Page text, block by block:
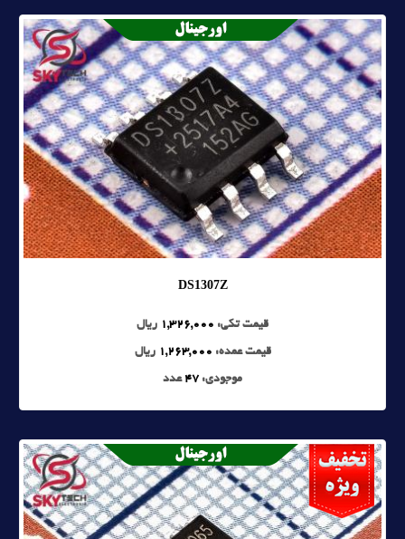
DS1307Z
قیمت تکی: 1,326,000 ریال
قیمت عمده: 1,263,000 ریال
موجودی: 47 عدد